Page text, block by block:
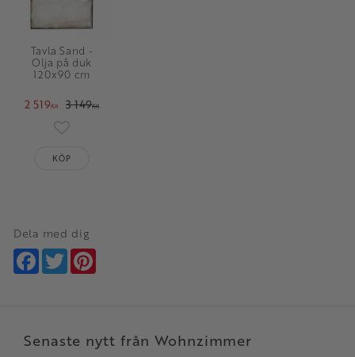
Tavla Sand -
Olja på duk
120x90 cm
2 519KR 3 149KR
Lägg till i favoriter
KÖP
Dela med dig
Facebook
Twitter
Senaste nytt från Wohnzimmer